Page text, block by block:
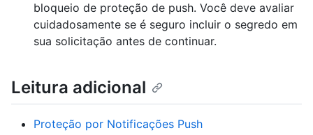
bloqueio de proteção de push. Você deve avaliar
cuidadosamente se é seguro incluir o segredo em
sua solicitação antes de continuar.
Leitura adicional
Proteção por Notificações Push